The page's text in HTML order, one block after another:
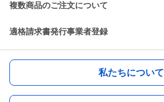
複数商品のご注文について
適格請求書発行事業者登録
私たちについて